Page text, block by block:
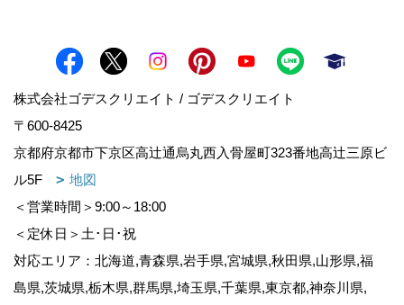
株式会社ゴデスクリエイト / ゴデスクリエイト
〒600-8425
京都府京都市下京区高辻通烏丸西入骨屋町323番地高辻三原ビ
ル5F
地図
＜営業時間＞9:00～18:00
＜定休日＞土･日･祝
対応エリア：北海道,青森県,岩手県,宮城県,秋田県,山形県,福
島県,茨城県,栃木県,群馬県,埼玉県,千葉県,東京都,神奈川県,